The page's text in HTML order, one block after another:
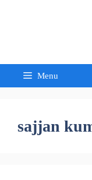
Menu
sajjan